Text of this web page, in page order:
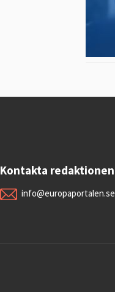
Kontakta redaktionen
info@europaportalen.se